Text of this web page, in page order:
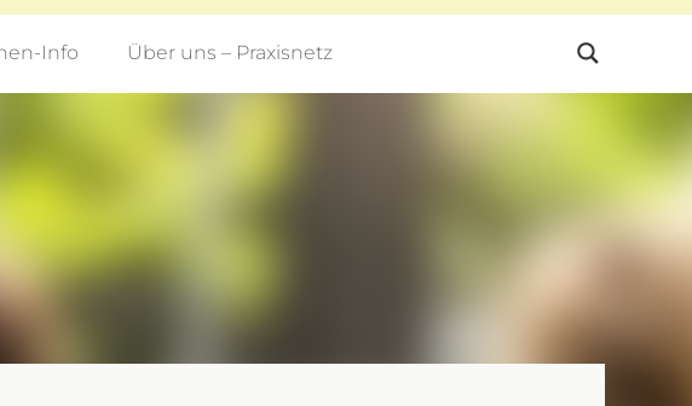
Info Über uns – Praxisnetz